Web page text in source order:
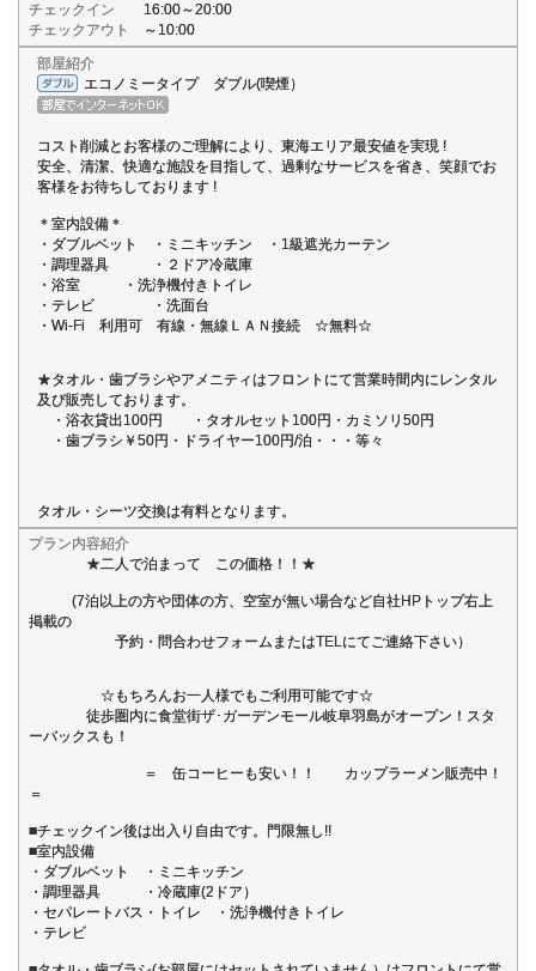
チェックイン
16:00～20:00
チェックアウト
～10:00
部屋紹介
エコノミータイプ ダブル(喫煙）
コスト削減とお客様のご理解により、東海エリア最安値を実現 !
安全、清潔、快適な施設を目指して、過剰なサービスを省き、笑顔でお
客様をお待ちしております !
＊室内設備＊
・ダブルベット ・ミニキッチン ・1級遮光カーテン
・調理器具 ・２ドア冷蔵庫
・浴室 ・洗浄機付きトイレ
・テレビ ・洗面台
・Wi-Fi 利用可 有線・無線ＬＡＮ接続 ☆無料☆
★タオル・歯ブラシやアメニティはフロントにて営業時間内にレンタル
及び販売しております。
・浴衣貸出100円 ・タオルセット100円・カミソリ50円
・歯ブラシ￥50円・ドライヤー100円/泊・・・等々
タオル・シーツ交換は有料となります。
プラン内容紹介
★二人で泊まって この価格！！★
(7泊以上の方や団体の方、空室が無い場合など自社HPトップ右上
掲載の
予約・問合わせフォームまたはTELにてご連絡下さい）
☆もちろんお一人様でもご利用可能です☆
徒歩圏内に食堂街ザ･ガーデンモール岐阜羽島がオープン！スタ
ーバックスも！
＝ 缶コーヒーも安い！！ カップラーメン販売中！
＝
■チェックイン後は出入り自由です。門限無し!!
■室内設備
・ダブルベット ・ミニキッチン
・調理器具 ・冷蔵庫(2ドア）
・セパレートバス・トイレ ・洗浄機付きトイレ
・テレビ